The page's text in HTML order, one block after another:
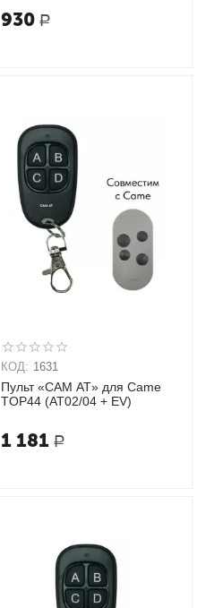
930 Р
КОД: 1631
Пульт «CAM AT» для Came
TOP44 (AT02/04 + EV)
1 181 Р